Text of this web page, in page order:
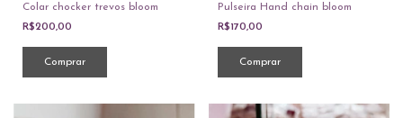
Colar chocker trevos bloom
R$200,00
Pulseira Hand chain bloom
R$170,00